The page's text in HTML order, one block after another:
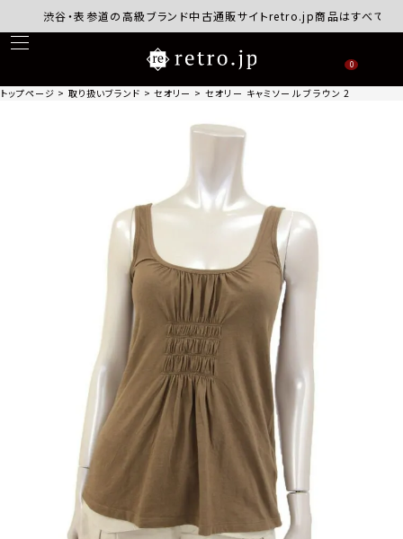
渋谷・表参道の高級ブランド中古通販サイトretro.jp商品はすべて正規品
0
トップページ 取り扱いブランド セオリー セオリー キャミソール ブラウン 2